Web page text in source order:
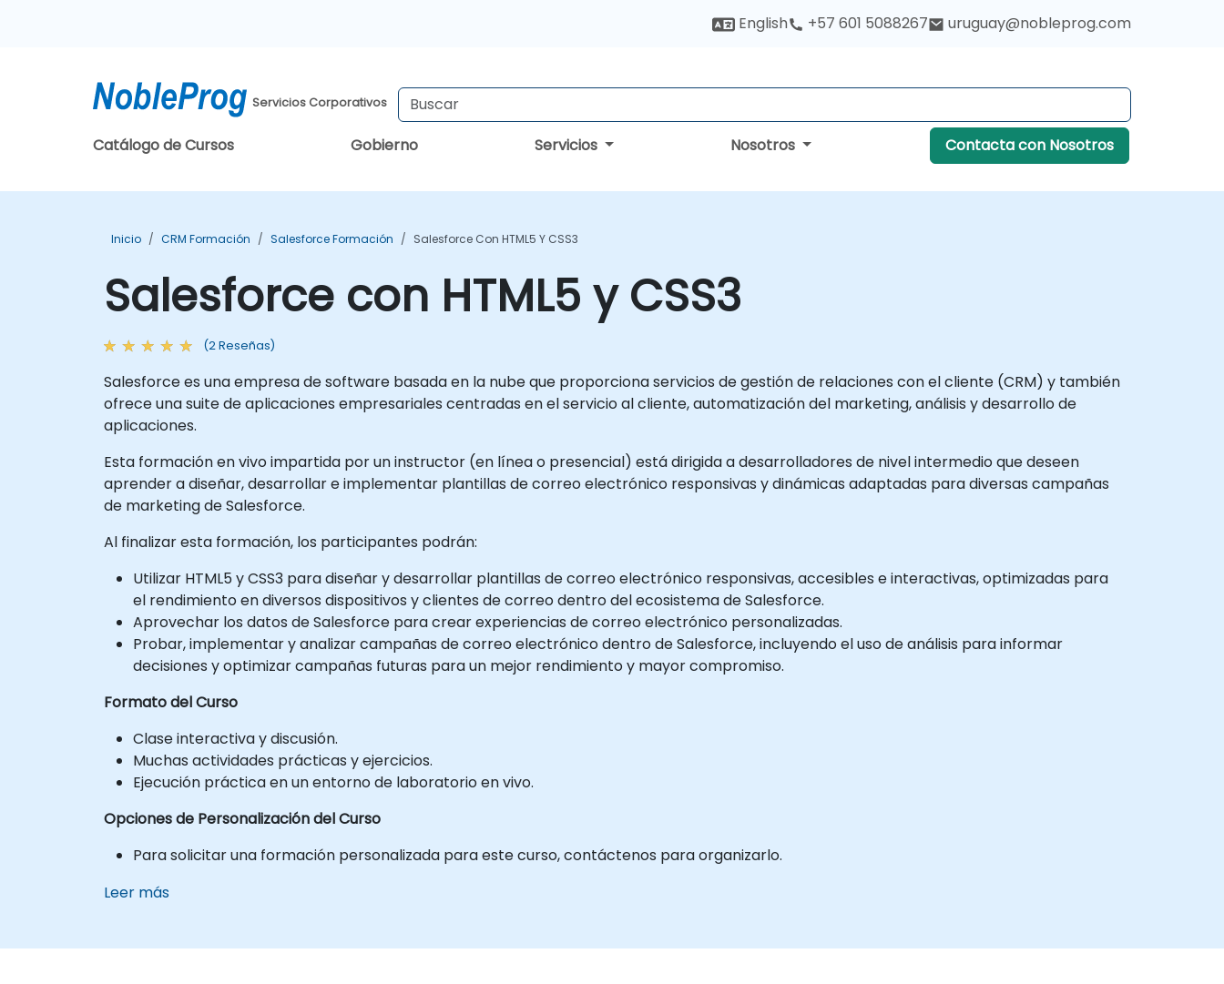
English +57 601 5088267 uruguay@nobleprog.com
Servicios Corporativos
Catálogo de Cursos Gobierno Servicios Nosotros Contacta con Nosotros
Inicio CRM Formación Salesforce Formación Salesforce Con HTML5 Y CSS3
Salesforce con HTML5 y CSS3
(2 Reseñas)
Salesforce es una empresa de software basada en la nube que proporciona servicios de gestión de relaciones con el cliente (CRM) y también
ofrece una suite de aplicaciones empresariales centradas en el servicio al cliente, automatización del marketing, análisis y desarrollo de
aplicaciones.
Esta formación en vivo impartida por un instructor (en línea o presencial) está dirigida a desarrolladores de nivel intermedio que deseen
aprender a diseñar, desarrollar e implementar plantillas de correo electrónico responsivas y dinámicas adaptadas para diversas campañas
de marketing de Salesforce.
Al finalizar esta formación, los participantes podrán:
Utilizar HTML5 y CSS3 para diseñar y desarrollar plantillas de correo electrónico responsivas, accesibles e interactivas, optimizadas para
el rendimiento en diversos dispositivos y clientes de correo dentro del ecosistema de Salesforce.
Aprovechar los datos de Salesforce para crear experiencias de correo electrónico personalizadas.
Probar, implementar y analizar campañas de correo electrónico dentro de Salesforce, incluyendo el uso de análisis para informar
decisiones y optimizar campañas futuras para un mejor rendimiento y mayor compromiso.
Formato del Curso
Clase interactiva y discusión.
Muchas actividades prácticas y ejercicios.
Ejecución práctica en un entorno de laboratorio en vivo.
Opciones de Personalización del Curso
Para solicitar una formación personalizada para este curso, contáctenos para organizarlo.
Leer más